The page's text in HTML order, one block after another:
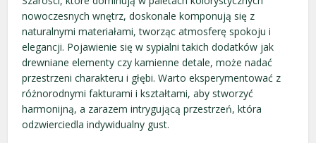
nowoczesnych wnętrz, doskonale komponują się z
naturalnymi materiałami, tworząc atmosferę spokoju i
elegancji. Pojawienie się w sypialni takich dodatków jak
drewniane elementy czy kamienne detale, może nadać
przestrzeni charakteru i głębi. Warto eksperymentować z
różnorodnymi fakturami i kształtami, aby stworzyć
harmonijną, a zarazem intrygującą przestrzeń, która
odzwierciedla indywidualny gust.